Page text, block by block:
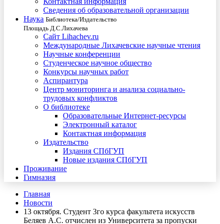
Сведения об образовательной организации
Наука Библиотека/Издательство
Площадь Д.С.Лихачева
Сайт Lihachev.ru
Международные Лихачевские научные чтения
Научные конференции
Студенческое научное общество
Конкурсы научных работ
Аспирантура
Центр мониторинга и анализа социально-
трудовых конфликтов
О библиотеке
Образовательные Интернет-ресурсы
Электронный каталог
Контактная информация
Издательство
Издания СПбГУП
Новые издания СПбГУП
Проживание
Гимназия
Главная
Новости
13 октября. Студент 3го курса факультета искусств
Беляев А.С. отчислен из Университета за пропуски